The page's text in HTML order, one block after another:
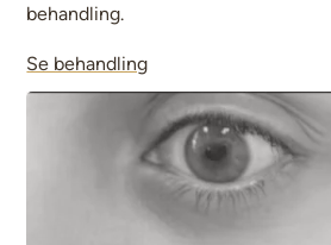
behandling.
Se behandling